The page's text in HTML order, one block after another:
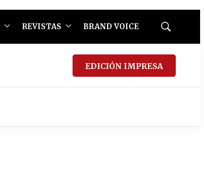
REVISTAS BRAND VOICE
Mostrar
EDICIÓN IMPRESA